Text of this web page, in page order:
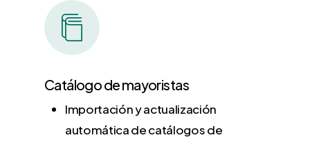
Catálogo de mayoristas
Importación y actualización
automática de catálogos de